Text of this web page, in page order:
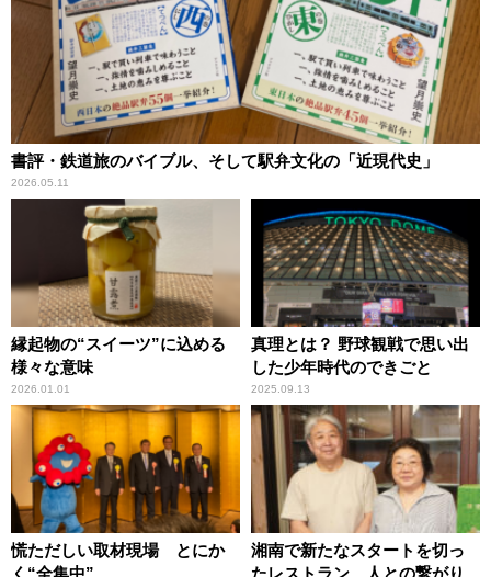
書評・鉄道旅のバイブル、そして駅弁文化の「近現代史」
2026.05.11
縁起物の“スイーツ”に込める
様々な意味
2026.01.01
真理とは？ 野球観戦で思い出
した少年時代のできごと
2025.09.13
慌ただしい取材現場 とにか
湘南で新たなスタートを切っ